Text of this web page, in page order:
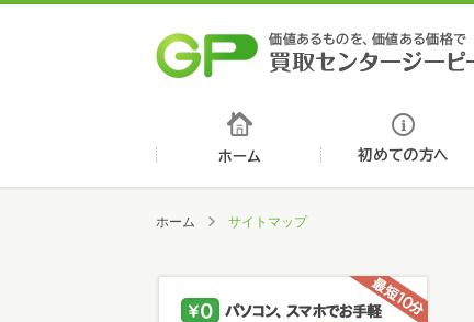
ホーム サイトマップ